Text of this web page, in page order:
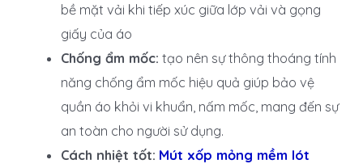
bề mặt vải khi tiếp xúc giữa lớp vải và gọng
giấy của áo
Chống ẩm mốc: tạo nên sự thông thoáng tính
năng chống ẩm mốc hiệu quả giúp bảo vệ
quần áo khỏi vi khuẩn, nấm mốc, mang đến sự
an toàn cho người sử dụng.
Cách nhiệt tốt: Mút xốp mỏng mềm lót